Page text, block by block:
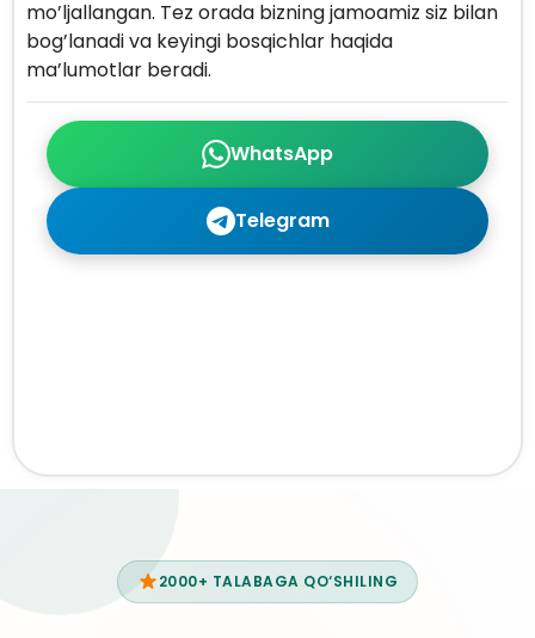
WhatsApp
Telegram
mo’ljallangan. Tez orada bizning jamoamiz siz bilan
bog’lanadi va keyingi bosqichlar haqida
ma’lumotlar beradi.
2000+ TALABAGA QO‘SHILING